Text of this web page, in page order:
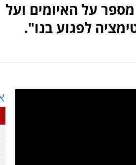
על האיומים ועל
לפגוע בנו".